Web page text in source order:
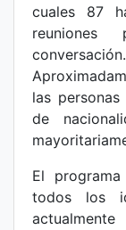
cuales 87
reuniones
conversación.
las
de
El
todos los